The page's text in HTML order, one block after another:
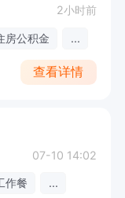
2小时前
房公积金 ...
查看详情
07-10 14:02
作餐 ...